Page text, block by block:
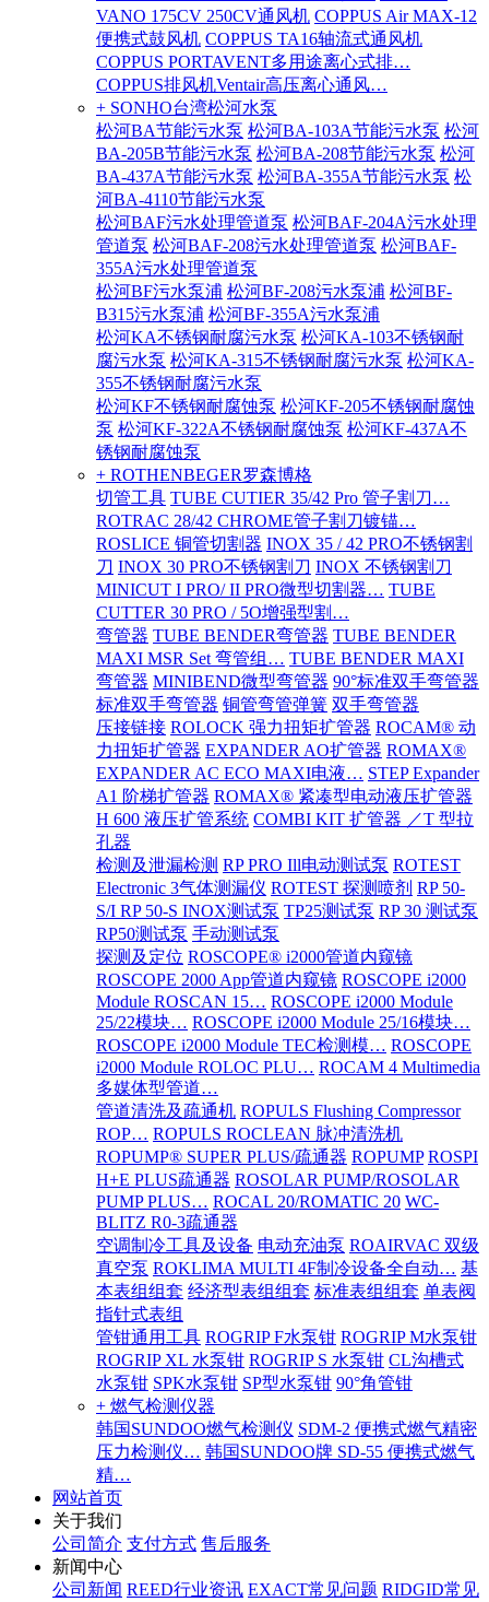
VANO 175CV 250CV通风机 COPPUS Air MAX-12
便携式鼓风机 COPPUS TA16轴流式通风机
COPPUS PORTAVENT多用途离心式排…
COPPUS排风机Ventair高压离心通风…
+ SONHO台湾松河水泵
松河BA节能污水泵 松河BA-103A节能污水泵 松河
BA-205B节能污水泵 松河BA-208节能污水泵 松河
BA-437A节能污水泵 松河BA-355A节能污水泵 松
河BA-4110节能污水泵
松河BAF污水处理管道泵 松河BAF-204A污水处理
管道泵 松河BAF-208污水处理管道泵 松河BAF-
355A污水处理管道泵
松河BF污水泵浦 松河BF-208污水泵浦 松河BF-
B315污水泵浦 松河BF-355A污水泵浦
松河KA不锈钢耐腐污水泵 松河KA-103不锈钢耐
腐污水泵 松河KA-315不锈钢耐腐污水泵 松河KA-
355不锈钢耐腐污水泵
松河KF不锈钢耐腐蚀泵 松河KF-205不锈钢耐腐蚀
泵 松河KF-322A不锈钢耐腐蚀泵 松河KF-437A不
锈钢耐腐蚀泵
+ ROTHENBEGER罗森博格
切管工具 TUBE CUTIER 35/42 Pro 管子割刀…
ROTRAC 28/42 CHROME管子割刀镀锚…
ROSLICE 铜管切割器 INOX 35 / 42 PRO不锈钢割
刀 INOX 30 PRO不锈钢割刀 INOX 不锈钢割刀
MINICUT I PRO/ II PRO微型切割器… TUBE
CUTTER 30 PRO / 5O增强型割…
弯管器 TUBE BENDER弯管器 TUBE BENDER
MAXI MSR Set 弯管组… TUBE BENDER MAXI
弯管器 MINIBEND微型弯管器 90°标准双手弯管器
标准双手弯管器 铜管弯管弹簧 双手弯管器
压接链接 ROLOCK 强力扭矩扩管器 ROCAM® 动
力扭矩扩管器 EXPANDER AO扩管器 ROMAX®
EXPANDER AC ECO MAXI电液… STEP Expander
A1 阶梯扩管器 ROMAX® 紧凑型电动液压扩管器
H 600 液压扩管系统 COMBI KIT 扩管器 ／T 型拉
孔器
检测及泄漏检测 RP PRO Ill电动测试泵 ROTEST
Electronic 3气体测漏仪 ROTEST 探测喷剂 RP 50-
S/I RP 50-S INOX测试泵 TP25测试泵 RP 30 测试泵
RP50测试泵 手动测试泵
探测及定位 ROSCOPE® i2000管道内窥镜
ROSCOPE 2000 App管道内窥镜 ROSCOPE i2000
Module ROSCAN 15… ROSCOPE i2000 Module
25/22模块… ROSCOPE i2000 Module 25/16模块…
ROSCOPE i2000 Module TEC检测模… ROSCOPE
i2000 Module ROLOC PLU… ROCAM 4 Multimedia
多媒体型管道…
管道清洗及疏通机 ROPULS Flushing Compressor
ROP… ROPULS ROCLEAN 脉冲清洗机
ROPUMP® SUPER PLUS/疏通器 ROPUMP ROSPI
H+E PLUS疏通器 ROSOLAR PUMP/ROSOLAR
PUMP PLUS… ROCAL 20/ROMATIC 20 WC-
BLITZ R0-3疏通器
空调制冷工具及设备 电动充油泵 ROAIRVAC 双级
真空泵 ROKLIMA MULTI 4F制冷设备全自动… 基
本表组组套 经济型表组组套 标准表组组套 单表阀
指针式表组
管钳通用工具 ROGRIP F水泵钳 ROGRIP M水泵钳
ROGRIP XL 水泵钳 ROGRIP S 水泵钳 CL沟槽式
水泵钳 SPK水泵钳 SP型水泵钳 90°角管钳
+ 燃气检测仪器
韩国SUNDOO燃气检测仪 SDM-2 便携式燃气精密
压力检测仪… 韩国SUNDOO牌 SD-55 便携式燃气
精…
网站首页
关于我们
公司简介 支付方式 售后服务
新闻中心
公司新闻 REED行业资讯 EXACT常见问题 RIDGID常见